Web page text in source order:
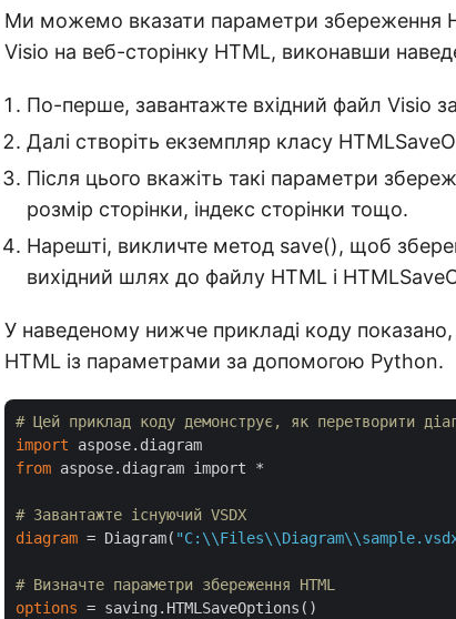
Ми можемо вказати параметри збереження
Visio на веб-сторінку HTML, виконавши
По-перше, завантажте вхідний файл Visio
Далі створіть екземпляр класу
Після цього вкажіть такі параметри
розмір сторінки, індекс сторінки тощо.
Нарешті, викличте метод save(), щоб
вихідний шлях до файлу HTML і
У наведеному нижче прикладі коду
HTML із параметрами за допомогою Python.
# Цей приклад коду демонструє, як перетворити
import
from aspose.diagram import *
# Завантажте існуючий VSDX
diagram = Diagram(
# Визначте параметри збереження HTML
options = saving.HTMLSaveOptions()